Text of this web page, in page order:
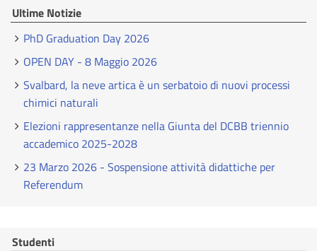
Ultime Notizie
PhD Graduation Day 2026
OPEN DAY - 8 Maggio 2026
Svalbard, la neve artica è un serbatoio di nuovi processi
chimici naturali
Elezioni rappresentanze nella Giunta del DCBB triennio
accademico 2025-2028
23 Marzo 2026 - Sospensione attività didattiche per
Referendum
Studenti